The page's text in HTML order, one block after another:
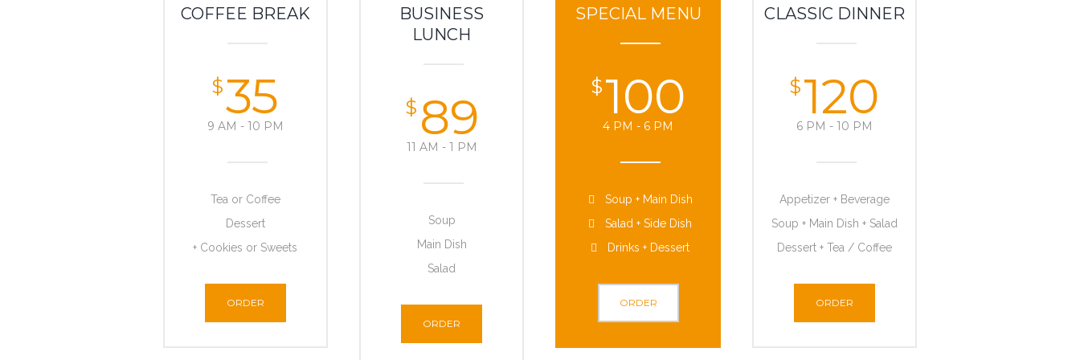
COFFEE BREAK
$35
9 AM - 10 PM
Tea or Coffee
Dessert
+ Cookies or Sweets
ORDER
BUSINESS
LUNCH
$ 89
11 AM - 1 PM
Soup
Main Dish
Salad
ORDER
SPECIAL MENU
$100
4 PM - 6 PM
Soup + Main Dish
Salad + Side Dish
Drinks + Dessert
ORDER
CLASSIC DINNER
$120
6 PM - 10 PM
Appetizer + Beverage
Soup + Main Dish + Salad
Dessert + Tea / Coffee
ORDER